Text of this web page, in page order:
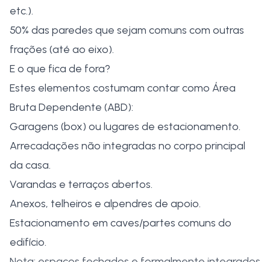
etc.).
50% das paredes que sejam comuns com outras
frações (até ao eixo).
E o que fica de fora?
Estes elementos costumam contar como Área
Bruta Dependente (ABD):
Garagens (box) ou lugares de estacionamento.
Arrecadações não integradas no corpo principal
da casa.
Varandas e terraços abertos.
Anexos, telheiros e alpendres de apoio.
Estacionamento em caves/partes comuns do
edifício.